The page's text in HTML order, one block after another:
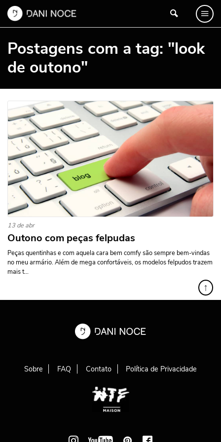
Postagens com a tag: "look
de outono"
13 de abr
Outono com peças felpudas
Peças quentinhas e com aquela cara bem comfy são sempre bem-vindas
no meu armário. Além de mega confortáveis, os modelos felpudos trazem
mais t...
↑
Sobre FAQ Contato Política de Privacidade